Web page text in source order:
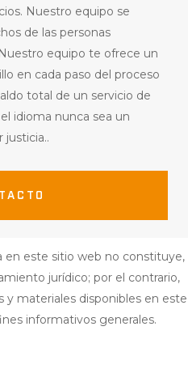
. Nuestro equipo se
de las personas
Nuestro equipo te ofrece un
en cada paso del proceso
total de un servicio de
idioma nunca sea un
justicia..
en este sitio web no constituye,
jurídico; por el contrario,
materiales disponibles en este
informativos generales.